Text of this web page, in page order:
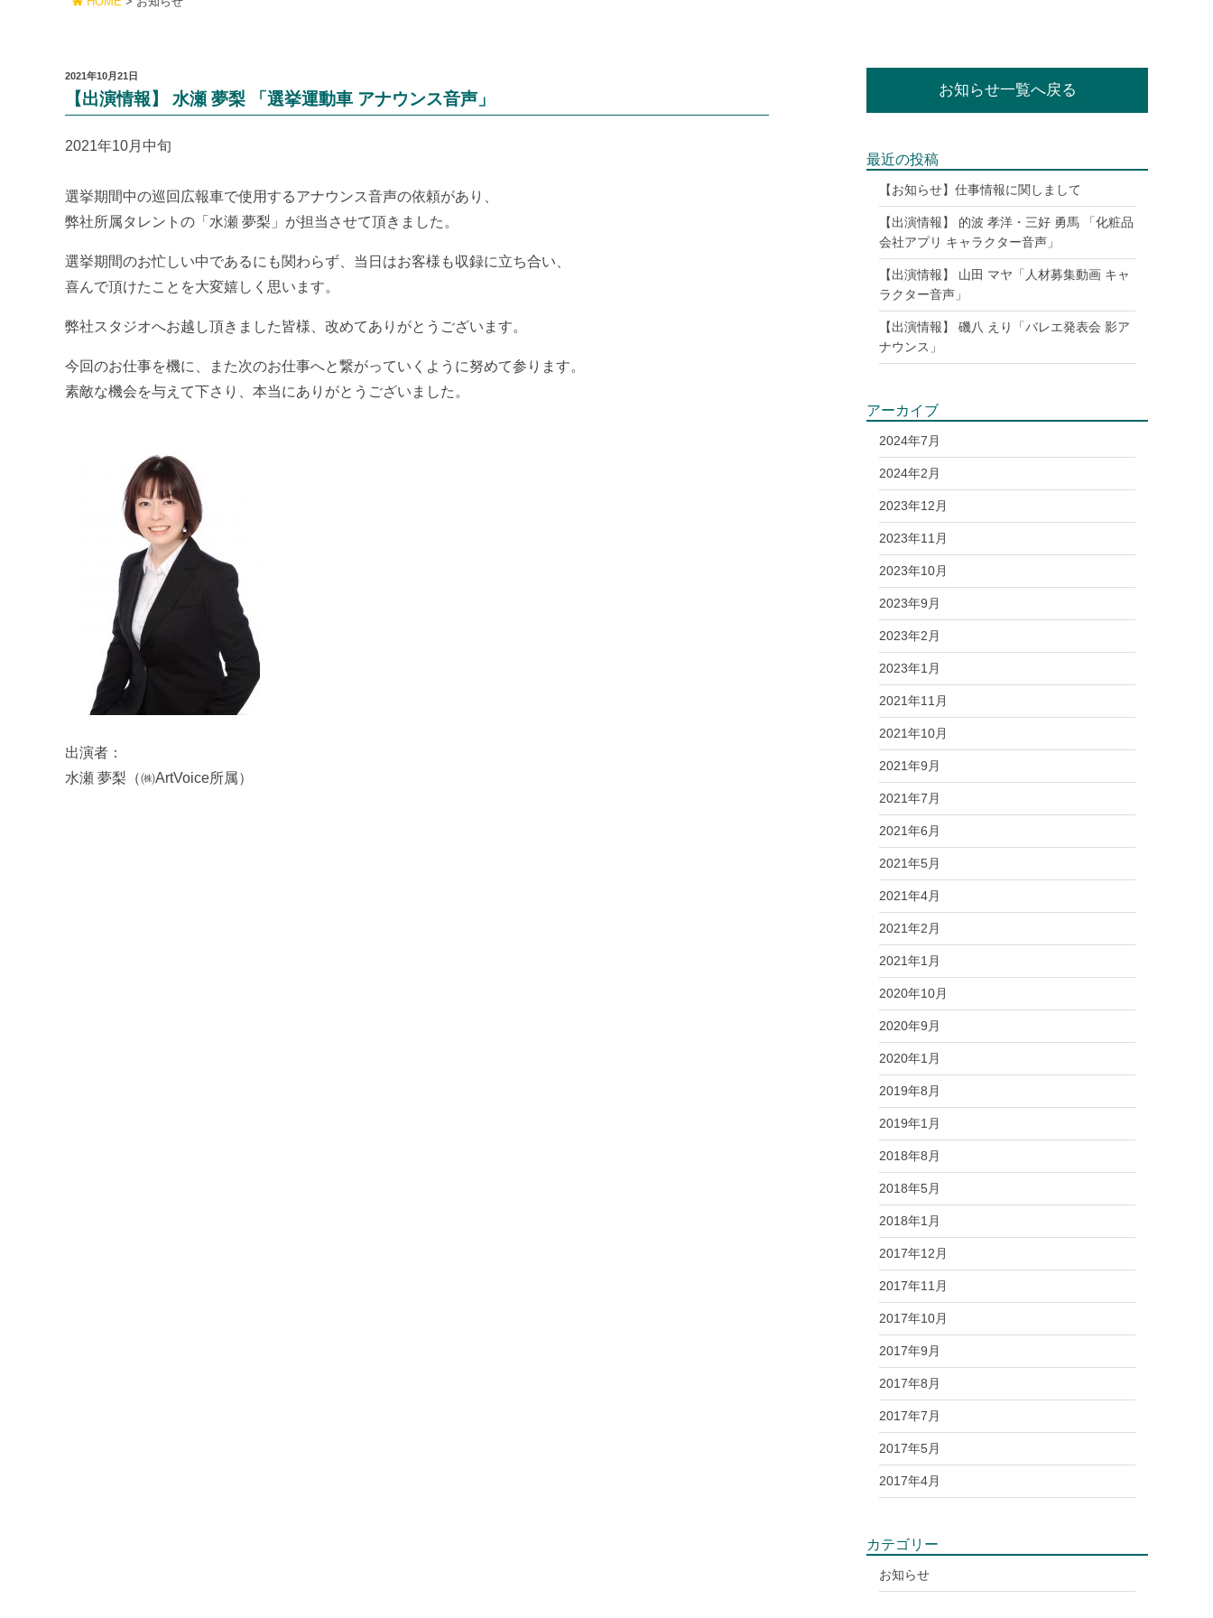
2021年10月21日
【出演情報】 水瀬 夢梨 「選挙運動車 アナウンス音声」
2021年10月中旬
選挙期間中の巡回広報車で使用するアナウンス音声の依頼があり、
弊社所属タレントの「水瀬 夢梨」が担当させて頂きました。
選挙期間のお忙しい中であるにも関わらず、当日はお客様も収録に立ち合い、
喜んで頂けたことを大変嬉しく思います。
弊社スタジオへお越し頂きました皆様、改めてありがとうございます。
今回のお仕事を機に、また次のお仕事へと繋がっていくように努めて参ります。
素敵な機会を与えて下さり、本当にありがとうございました。
出演者：
水瀬 夢梨（㈱ArtVoice所属）
お知らせ一覧へ戻る
最近の投稿
【お知らせ】仕事情報に関しまして
【出演情報】 的波 孝洋・三好 勇馬 「化粧品
会社アプリ キャラクター音声」
【出演情報】 山田 マヤ「人材募集動画 キャ
ラクター音声」
【出演情報】 磯八 えり「バレエ発表会 影ア
ナウンス」
アーカイブ
2024年7月
2024年2月
2023年12月
2023年11月
2023年10月
2023年9月
2023年2月
2023年1月
2021年11月
2021年10月
2021年9月
2021年7月
2021年6月
2021年5月
2021年4月
2021年2月
2021年1月
2020年10月
2020年9月
2020年1月
2019年8月
2019年1月
2018年8月
2018年5月
2018年1月
2017年12月
2017年11月
2017年10月
2017年9月
2017年8月
2017年7月
2017年5月
2017年4月
カテゴリー
お知らせ